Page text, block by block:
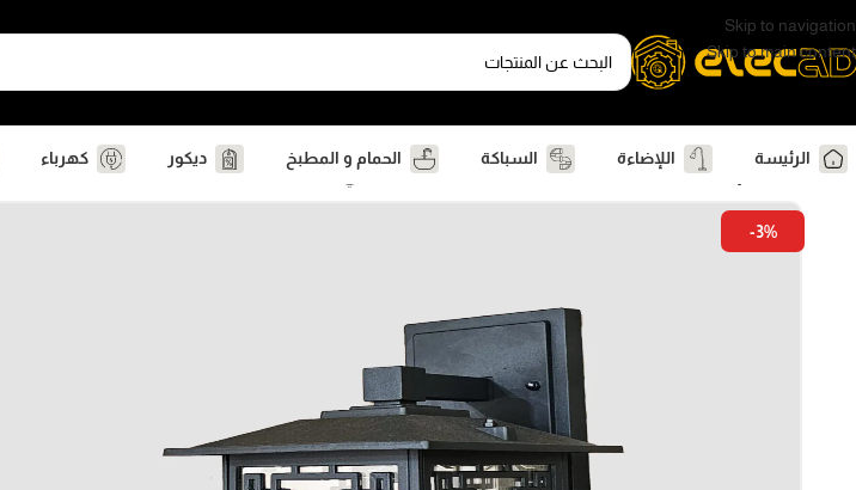
Skip to navigation
Skip to main content
الرئيسة اللإضاءة السباكة الحمام و المطبخ ديكور كهرباء
الرئيسية
اللإضاءة اضاءة خارجية عواميد و فوانيس سور فانوس جداري صفا
-3%